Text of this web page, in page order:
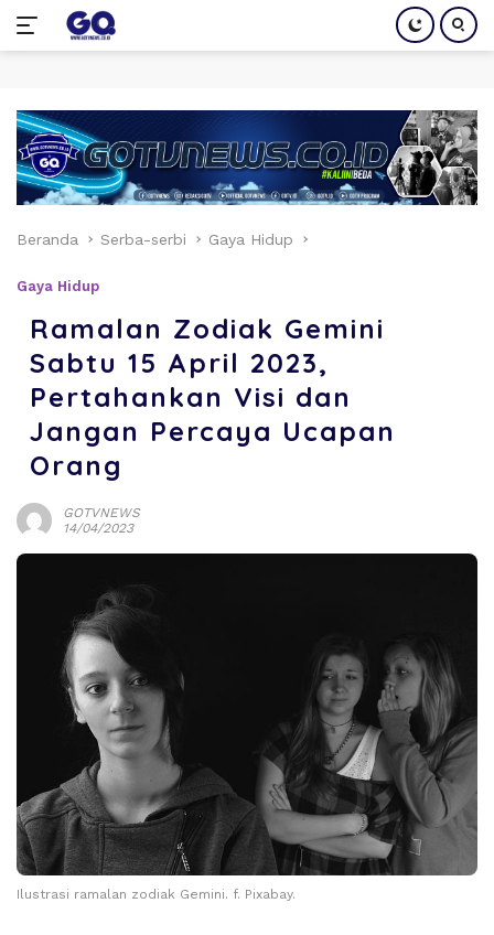
konten
Beranda Serba-serbi Gaya Hidup
Gaya Hidup
Ramalan Zodiak Gemini
Sabtu 15 April 2023,
Pertahankan Visi dan
Jangan Percaya Ucapan
Orang
GOTVNEWS
14/04/2023
Ilustrasi ramalan zodiak Gemini. f. Pixabay.